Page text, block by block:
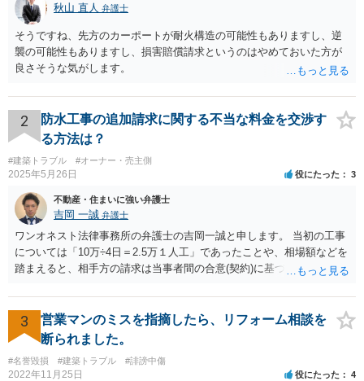
秋山 直人 弁護士
そうですね、先方のカーポートが耐火構造の可能性もありますし、逆
襲の可能性もありますし、損害賠償請求というのはやめておいた方が
良さそうな気がします。
2
防水工事の追加請求に関する不当な料金を交渉す
る方法は？
#建築トラブル #オーナー・売主側
2025年5月26日 役にたった 3
不動産・住まいに強い弁護士
吉岡 一誠 弁護士
ワンオネスト法律事務所の弁護士の吉岡一誠と申します。 当初の工事
については「10万÷4日＝2.5万１人工」であったことや、相場額などを
踏まえると、相手方の請求は当事者間の合意(契約)に基づかない不当な
か支払う意向がない旨を伝えて、減額の交渉をすべきでしょう。 相手
方の立場としても、裁判を起こす時間や労力、経済的コストその他裁
判が終わるまでキャッシュが入ってこないことなどがネックになり得
るでしょうから、減額に応じてくる可能性は大いにあるかと思いま
す。
3
営業マンのミスを指摘したら、リフォーム相談を
断られました。
#名誉毀損 #建築トラブル #誹謗中傷
2022年11月25日 役にたった 4